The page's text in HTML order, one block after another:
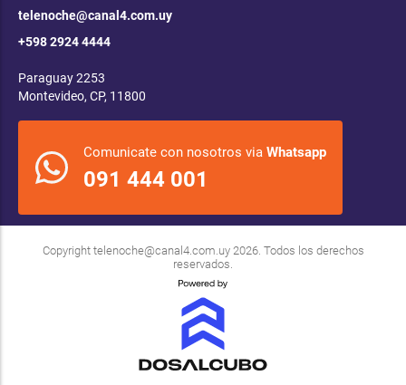
telenoche@canal4.com.uy
+598 2924 4444
Paraguay 2253
Montevideo, CP, 11800
Comunicate con nosotros via Whatsapp
091 444 001
Copyright telenoche@canal4.com.uy2026. Todos los derechos
reservados.